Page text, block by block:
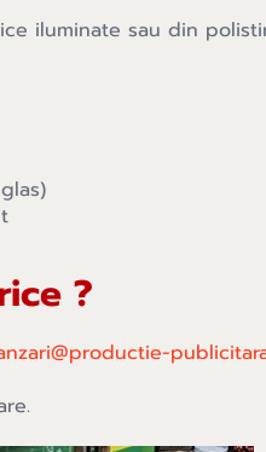
iluminate sau din
?